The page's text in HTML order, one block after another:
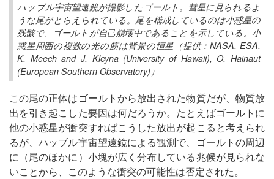
ハッブル宇宙望遠鏡が撮影したゴールト。彗星に見られるよ
うな尾がとらえられている。尾を構成しているのは小惑星の
残骸で、ゴールトが自己崩壊中であることを示している。小
惑星周囲の複数の光の筋は背景の恒星（提供：NASA, ESA,
K. Meech and J. Kleyna (University of Hawaii), O. Hainaut
(European Southern Observatory)）
この尾の正体はゴールトから放出された物質だが、物質放
出を引き起こした要因は何だろうか。たとえばゴールトに
他の小惑星が衝突すればこうした放出が起こると考えられ
るが、ハッブル宇宙望遠鏡による観測で、ゴールトの周辺
に（尾のほかに）小塊が広く分布している兆候が見られな
いことから、このような衝突の可能性は否定された。